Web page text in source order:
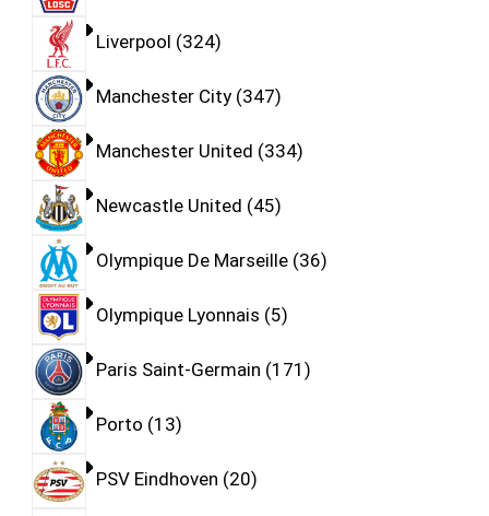
Liverpool 324
Manchester City 347
Manchester United 334
Newcastle United 45
Olympique De Marseille 36
Olympique Lyonnais 5
Paris Saint-Germain 171
Porto 13
PSV Eindhoven 20